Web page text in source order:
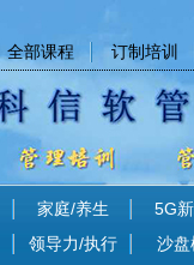
全部课程 订制培训
家庭/养生 5G
领导力/执行 沙盘